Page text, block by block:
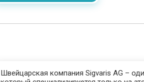
Швейцарская компания Sigvaris AG –